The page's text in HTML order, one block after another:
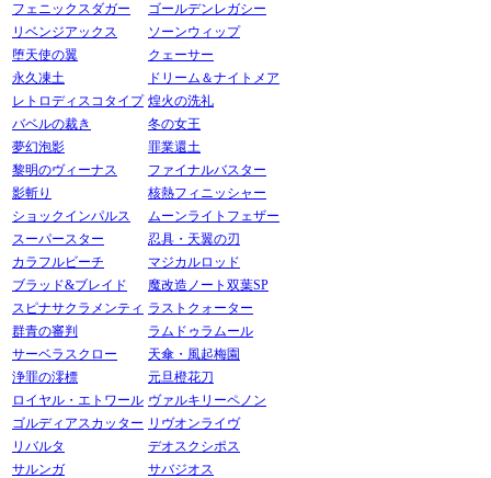
フェニックスダガー
ゴールデンレガシー
リベンジアックス
ソーンウィップ
堕天使の翼
クェーサー
永久凍土
ドリーム＆ナイトメア
レトロディスコタイプ 煌火の洗礼
バベルの裁き
冬の女王
夢幻泡影
罪業還土
黎明のヴィーナス
ファイナルバスター
影斬り
核熱フィニッシャー
ショックインパルス
ムーンライトフェザー
スーパースター
忍具・天翼の刃
カラフルビーチ
マジカルロッド
ブラッド&ブレイド
魔改造ノート双葉SP
スピナサクラメンティ ラストクォーター
群青の審判
ラムドゥラムール
サーベラスクロー
天傘・風起梅園
浄罪の澪標
元旦橙花刀
ロイヤル・エトワール ヴァルキリーペノン
ゴルディアスカッター リヴオンライヴ
リバルタ
デオスクシポス
サルンガ
サバジオス